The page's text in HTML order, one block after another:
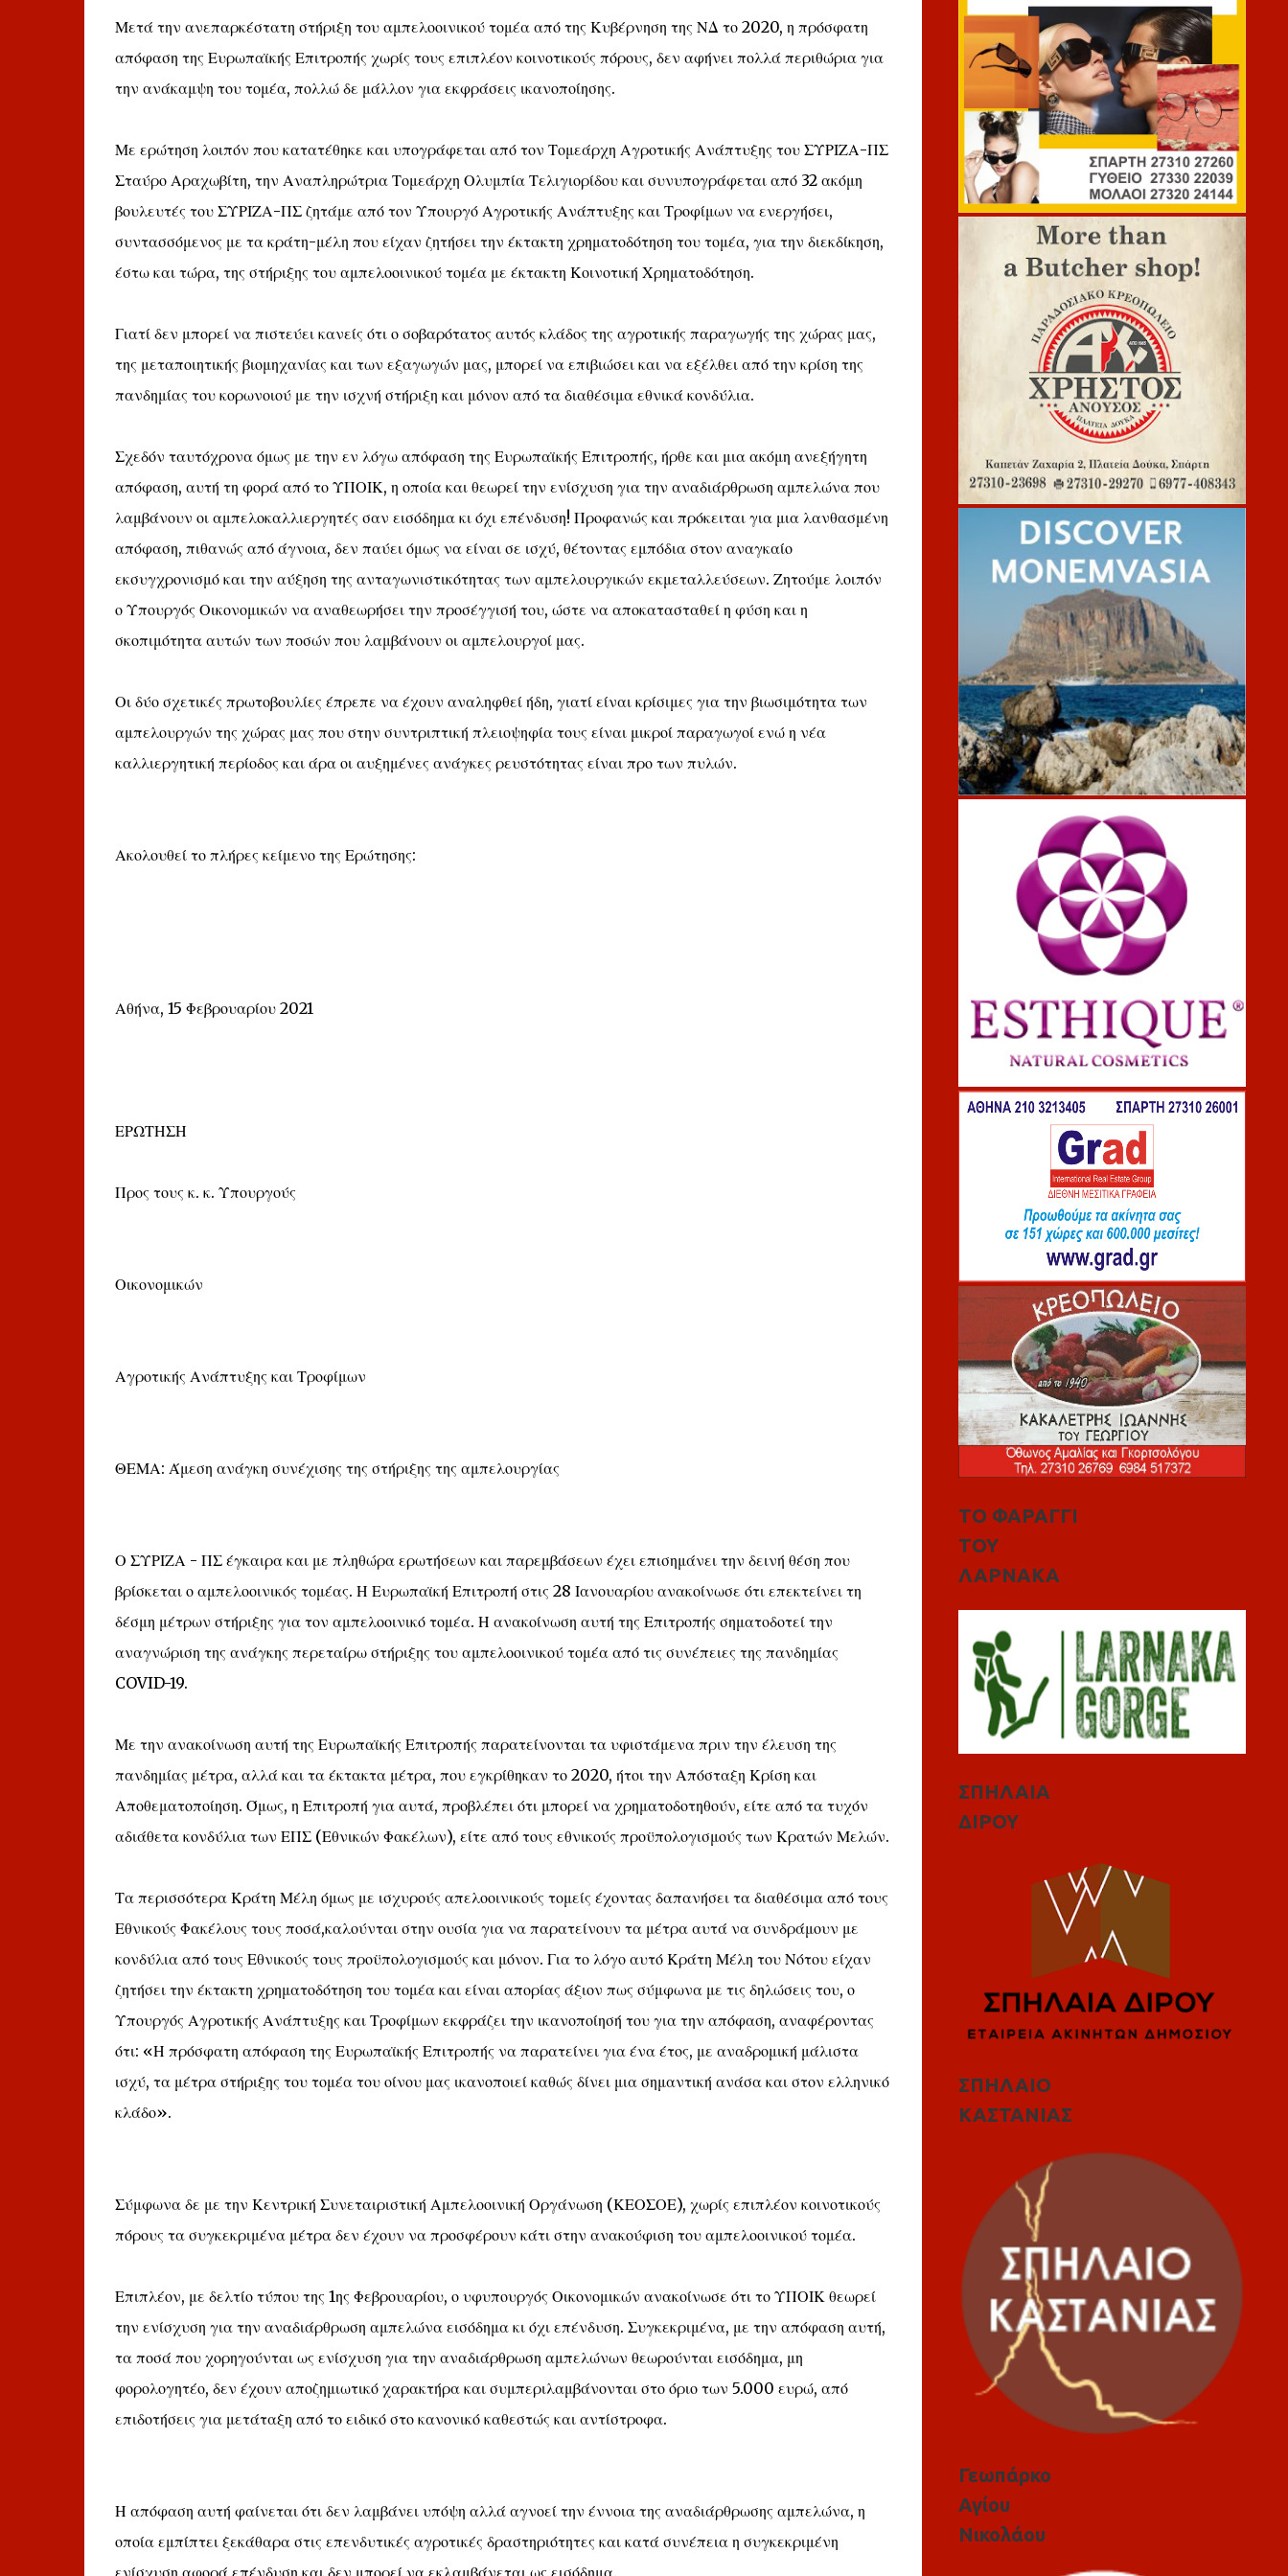
Μετά την ανεπαρκέστατη στήριξη του αμπελοοινικού τομέα από της Κυβέρνηση της ΝΔ το 2020, η πρόσφατη
απόφαση της Ευρωπαϊκής Επιτροπής χωρίς τους επιπλέον κοινοτικούς πόρους, δεν αφήνει πολλά περιθώρια για
την ανάκαμψη του τομέα, πολλώ δε μάλλον για εκφράσεις ικανοποίησης.
Με ερώτηση λοιπόν που κατατέθηκε και υπογράφεται από τον Τομεάρχη Αγροτικής Ανάπτυξης του ΣΥΡΙΖΑ-ΠΣ
Σταύρο Αραχωβίτη, την Αναπληρώτρια Τομεάρχη Ολυμπία Τελιγιορίδου και συνυπογράφεται από 32 ακόμη
βουλευτές του ΣΥΡΙΖΑ-ΠΣ ζητάμε από τον Υπουργό Αγροτικής Ανάπτυξης και Τροφίμων να ενεργήσει,
συντασσόμενος με τα κράτη-μέλη που είχαν ζητήσει την έκτακτη χρηματοδότηση του τομέα, για την διεκδίκηση,
έστω και τώρα, της στήριξης του αμπελοοινικού τομέα με έκτακτη Κοινοτική Χρηματοδότηση.
Γιατί δεν μπορεί να πιστεύει κανείς ότι ο σοβαρότατος αυτός κλάδος της αγροτικής παραγωγής της χώρας μας,
της μεταποιητικής βιομηχανίας και των εξαγωγών μας, μπορεί να επιβιώσει και να εξέλθει από την κρίση της
πανδημίας του κορωνοιού με την ισχνή στήριξη και μόνον από τα διαθέσιμα εθνικά κονδύλια.
Σχεδόν ταυτόχρονα όμως με την εν λόγω απόφαση της Ευρωπαϊκής Επιτροπής, ήρθε και μια ακόμη ανεξήγητη
απόφαση, αυτή τη φορά από το ΥΠΟΙΚ, η οποία και θεωρεί την ενίσχυση για την αναδιάρθρωση αμπελώνα που
λαμβάνουν οι αμπελοκαλλιεργητές σαν εισόδημα κι όχι επένδυση! Προφανώς και πρόκειται για μια λανθασμένη
απόφαση, πιθανώς από άγνοια, δεν παύει όμως να είναι σε ισχύ, θέτοντας εμπόδια στον αναγκαίο
εκσυγχρονισμό και την αύξηση της ανταγωνιστικότητας των αμπελουργικών εκμεταλλεύσεων. Ζητούμε λοιπόν
ο Υπουργός Οικονομικών να αναθεωρήσει την προσέγγισή του, ώστε να αποκατασταθεί η φύση και η
σκοπιμότητα αυτών των ποσών που λαμβάνουν οι αμπελουργοί μας.
Οι δύο σχετικές πρωτοβουλίες έπρεπε να έχουν αναληφθεί ήδη, γιατί είναι κρίσιμες για την βιωσιμότητα των
αμπελουργών της χώρας μας που στην συντριπτική πλειοψηφία τους είναι μικροί παραγωγοί ενώ η νέα
καλλιεργητική περίοδος και άρα οι αυξημένες ανάγκες ρευστότητας είναι προ των πυλών.
Ακολουθεί το πλήρες κείμενο της Ερώτησης:
Αθήνα, 15 Φεβρουαρίου 2021
ΕΡΩΤΗΣΗ
Προς τους κ. κ. Υπουργούς
Οικονομικών
Αγροτικής Ανάπτυξης και Τροφίμων
ΘΕΜΑ: Άμεση ανάγκη συνέχισης της στήριξης της αμπελουργίας
Ο ΣΥΡΙΖΑ - ΠΣ έγκαιρα και με πληθώρα ερωτήσεων και παρεμβάσεων έχει επισημάνει την δεινή θέση που
βρίσκεται ο αμπελοοινικός τομέας. Η Ευρωπαϊκή Επιτροπή στις 28 Ιανουαρίου ανακοίνωσε ότι επεκτείνει τη
δέσμη μέτρων στήριξης για τον αμπελοοινικό τομέα. Η ανακοίνωση αυτή της Επιτροπής σηματοδοτεί την
αναγνώριση της ανάγκης περεταίρω στήριξης του αμπελοοινικού τομέα από τις συνέπειες της πανδημίας
COVID-19.
Με την ανακοίνωση αυτή της Ευρωπαϊκής Επιτροπής παρατείνονται τα υφιστάμενα πριν την έλευση της
πανδημίας μέτρα, αλλά και τα έκτακτα μέτρα, που εγκρίθηκαν το 2020, ήτοι την Απόσταξη Κρίση και
Αποθεματοποίηση. Όμως, η Επιτροπή για αυτά, προβλέπει ότι μπορεί να χρηματοδοτηθούν, είτε από τα τυχόν
αδιάθετα κονδύλια των ΕΠΣ (Εθνικών Φακέλων), είτε από τους εθνικούς προϋπολογισμούς των Κρατών Μελών.
Τα περισσότερα Κράτη Μέλη όμως με ισχυρούς απελοοινικούς τομείς έχοντας δαπανήσει τα διαθέσιμα από τους
Εθνικούς Φακέλους τους ποσά,καλούνται στην ουσία για να παρατείνουν τα μέτρα αυτά να συνδράμουν με
κονδύλια από τους Εθνικούς τους προϋπολογισμούς και μόνον. Για το λόγο αυτό Κράτη Μέλη του Νότου είχαν
ζητήσει την έκτακτη χρηματοδότηση του τομέα και είναι απορίας άξιον πως σύμφωνα με τις δηλώσεις του, ο
Υπουργός Αγροτικής Ανάπτυξης και Τροφίμων εκφράζει την ικανοποίησή του για την απόφαση, αναφέροντας
ότι: «Η πρόσφατη απόφαση της Ευρωπαϊκής Επιτροπής να παρατείνει για ένα έτος, με αναδρομική μάλιστα
ισχύ, τα μέτρα στήριξης του τομέα του οίνου μας ικανοποιεί καθώς δίνει μια σημαντική ανάσα και στον ελληνικό
κλάδο».
Σύμφωνα δε με την Κεντρική Συνεταιριστική Αμπελοοινική Οργάνωση (ΚΕΟΣΟΕ), χωρίς επιπλέον κοινοτικούς
πόρους τα συγκεκριμένα μέτρα δεν έχουν να προσφέρουν κάτι στην ανακούφιση του αμπελοοινικού τομέα.
Επιπλέον, με δελτίο τύπου της 1ης Φεβρουαρίου, ο υφυπουργός Οικονομικών ανακοίνωσε ότι το ΥΠΟΙΚ θεωρεί
την ενίσχυση για την αναδιάρθρωση αμπελώνα εισόδημα κι όχι επένδυση. Συγκεκριμένα, με την απόφαση αυτή,
τα ποσά που χορηγούνται ως ενίσχυση για την αναδιάρθρωση αμπελώνων θεωρούνται εισόδημα, μη
φορολογητέο, δεν έχουν αποζημιωτικό χαρακτήρα και συμπεριλαμβάνονται στο όριο των 5.000 ευρώ, από
επιδοτήσεις για μετάταξη από το ειδικό στο κανονικό καθεστώς και αντίστροφα.
Η απόφαση αυτή φαίνεται ότι δεν λαμβάνει υπόψη αλλά αγνοεί την έννοια της αναδιάρθρωσης αμπελώνα, η
οποία εμπίπτει ξεκάθαρα στις επενδυτικές αγροτικές δραστηριότητες και κατά συνέπεια η συγκεκριμένη
ΤΟ ΦΑΡΑΓΓΙ
ΤΟΥ
ΛΑΡΝΑΚΑ
ΣΠΗΛΑΙΑ
ΔΙΡΟΥ
ΣΠΗΛΑΙΟ
ΚΑΣΤΑΝΙΑΣ
Γεωπάρκο
Αγίου
Νικολάου